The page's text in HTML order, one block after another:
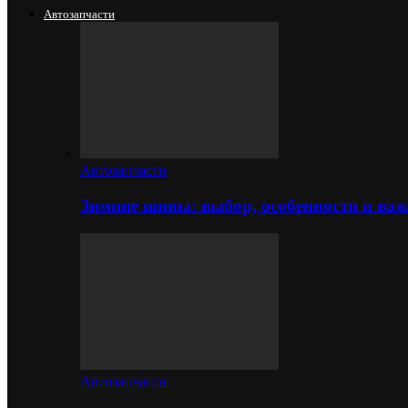
Автозапчасти
Автозапчасти
Зимние шины: выбор, особенности и
Автозапчасти